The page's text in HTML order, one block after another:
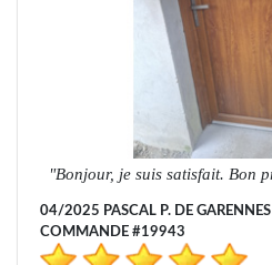
Bonjour, je suis satisfait. Bon
04/2025 PASCAL P. DE
COMMANDE #19943